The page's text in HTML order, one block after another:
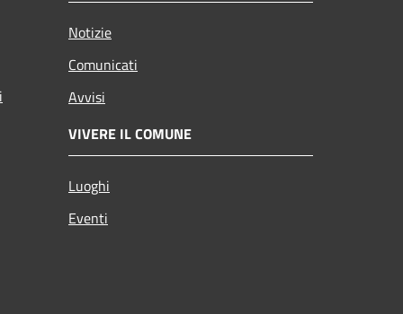
Notizie
Comunicati
Avvisi
VIVERE IL COMUNE
Luoghi
Eventi